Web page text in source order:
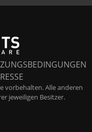
vorbehalten. Alle anderen
jeweiligen Besitzer.